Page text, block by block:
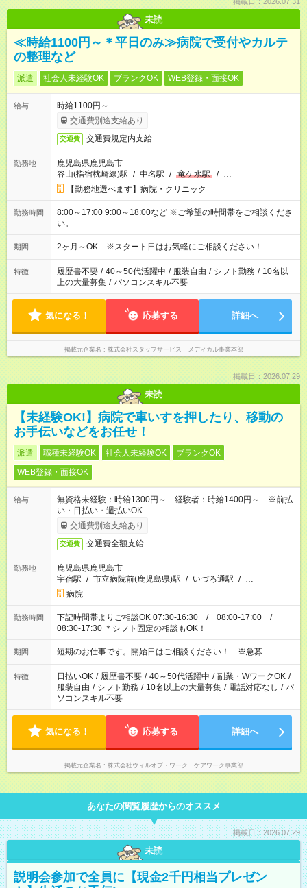
未読
≪時給1100円～＊平日のみ≫病院で受付やカルテ
の整理など
派遣 社会人未経験OK ブランクOK WEB登録・面接OK
給与
時給1100円～
交通費別途支給あり
交通費 交通費規定内支給
勤務地
鹿児島県鹿児島市
谷山(指宿枕崎線)駅 / 中名駅 / 竜ケ水駅 / …
【勤務地選べます】病院・クリニック
勤務時間
8:00～17:00 9:00～18:00など ※ご希望の時間帯をご相談くださ
い。
期間 2ヶ月～OK ※スタート日はお気軽にご相談ください！
特徴 履歴書不要 / 40～50代活躍中 / 服装自由 / シフト勤務 / 10名以
上の大量募集 / パソコンスキル不要
気になる！ 応募する 詳細へ
掲載元企業名 株式会社スタッフサービス メディカル事業本部
掲載日：2026.07.29
未読
【未経験OK!】病院で車いすを押したり、移動の
お手伝いなどをお任せ！
派遣 職種未経験OK 社会人未経験OK
ブランクOK
WEB登録・面接OK
給与
無資格未経験：時給1300円～ 経験者：時給1400円～ ※前払
い・日払い・週払いOK
交通費別途支給あり
交通費 交通費全額支給
勤務地
鹿児島県鹿児島市
宇宿駅 / 市立病院前(鹿児島県)駅 / いづろ通駅 / …
病院
勤務時間
下記時間帯よりご相談OK 07:30-16:30 / 08:00-17:00 /
08:30-17:30 ＊シフト固定の相談もOK！
期間 短期のお仕事です。開始日はご相談ください！ ※急募
特徴 日払いOK / 履歴書不要 / 40～50代活躍中 / 副業・WワークOK /
服装自由 / シフト勤務 / 10名以上の大量募集 / 電話対応なし / パ
ソコンスキル不要
気になる！ 応募する 詳細へ
掲載元企業名 株式会社ウィルオブ・ワーク ケアワーク事業部
あなたの閲覧履歴からのオススメ
掲載日：2026.07.29
未読
説明会参加で全員に【現金2千円相当プレゼン